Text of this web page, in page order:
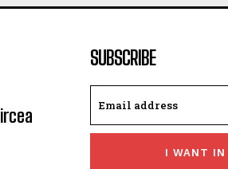
SUBSCRIBE
I WANT IN